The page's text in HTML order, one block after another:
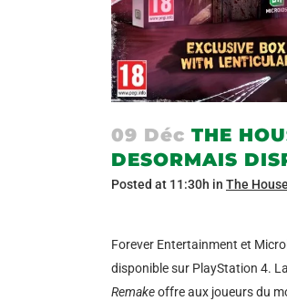
09 Déc THE
DESORMAIS
Posted at 11:30h in The
Forever Entertainment et
disponible sur PlayStation 4.
Remakeoffre aux joueurs du